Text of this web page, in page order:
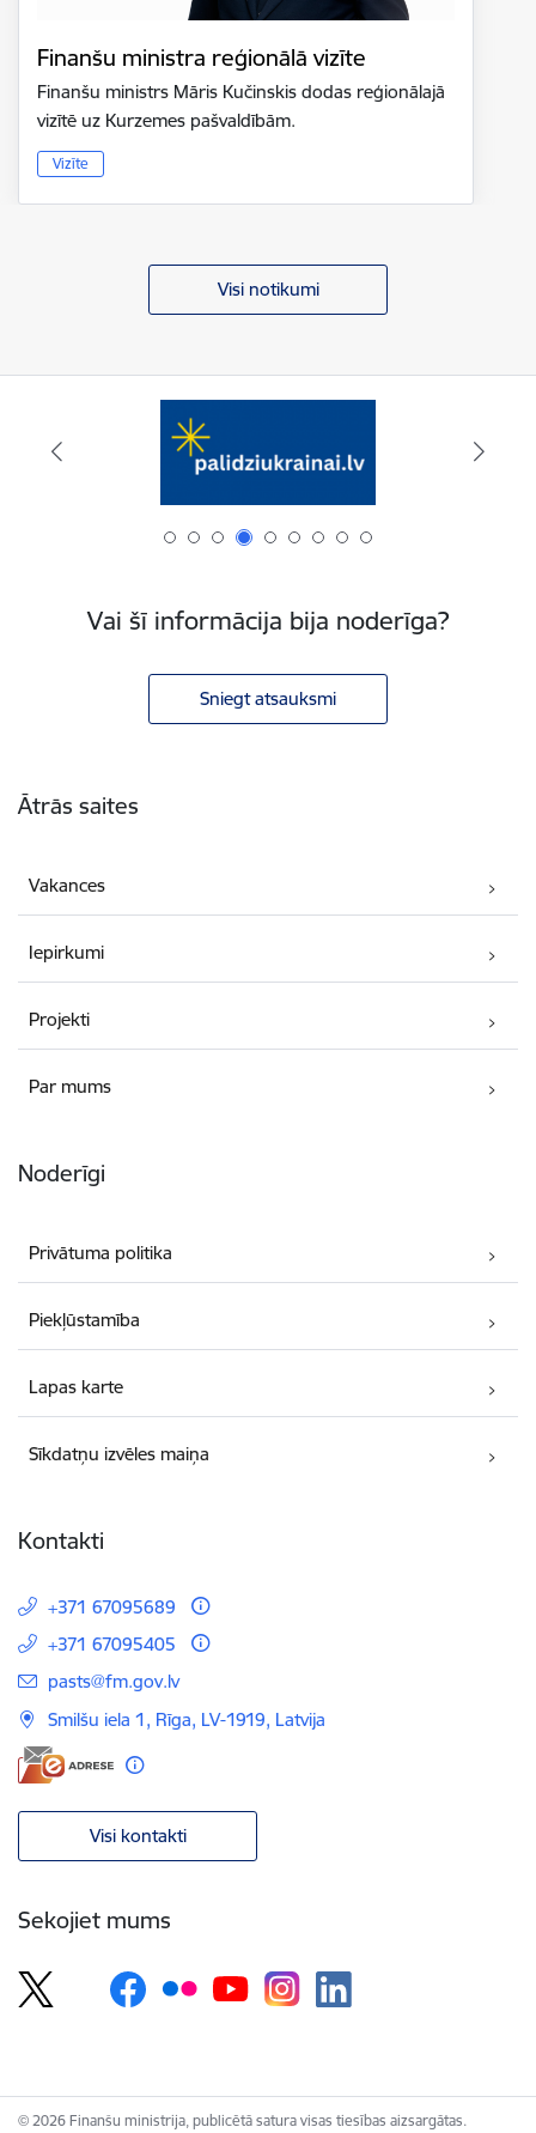
Finanšu ministra reģionālā vizīte
Finanšu ministrs Māris Kučinskis dodas reģionālajā
vizītē uz Kurzemes pašvaldībām.
Vizīte
Visi notikumi
Vai šī informācija bija noderīga?
Sniegt atsauksmi
Ātrās saites
Vakances
Iepirkumi
Projekti
Par mums
Noderīgi
Privātuma politika
Piekļūstamība
Lapas karte
Sīkdatņu izvēles maiņa
Kontakti
+371 67095689
+371 67095405
E-pasts:
pasts@fm.gov.lv
Smilšu iela 1, Rīga, LV-1919, Latvija
Visi kontakti
Sekojiet mums
© 2026 Finanšu ministrija, publicētā satura visas tiesības aizsargātas.